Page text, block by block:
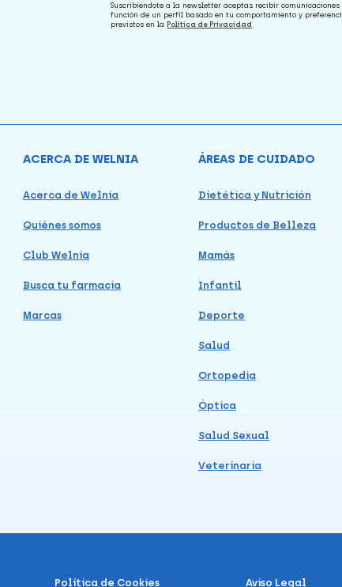
Suscribiéndote a la newsletter aceptas recibir comunicaciones
función de un perfil basado en tu comportamiento y
previstos en laPolítica de Privacidad
ACERCA DE WELNIA
Acerca de Welnia
Quiénes somos
Club Welnia
Busca tu farmacia
Marcas
ÁREAS DE CUIDADO
Dietética y Nutrición
Productos de Belleza
Mamás
Infantil
Deporte
Salud
Ortopedia
Óptica
Salud Sexual
Veterinaria
Política de Cookies Aviso Legal